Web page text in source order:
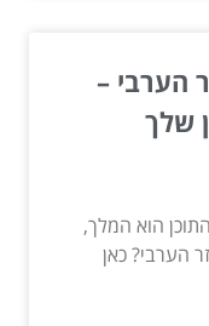
הערבי –
שלך
הוא המלך,
הערבי? כאן